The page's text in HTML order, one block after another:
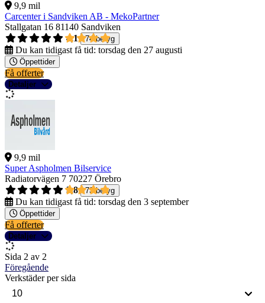
9,9 mil
Carcenter i Sandviken AB - MekoPartner
Stallgatan 16 81140 Sandviken
4,1
74 betyg
Du kan tidigast få tid: torsdag den 27 augusti
Öppettider
Få offerter
Detaljer
9,9 mil
Super Aspholmen Bilservice
Radiatorvägen 7 70227 Örebro
3,8
73 betyg
Du kan tidigast få tid: torsdag den 3 september
Öppettider
Få offerter
Detaljer
Sida 2 av 2
Föregående
Verkstäder per sida